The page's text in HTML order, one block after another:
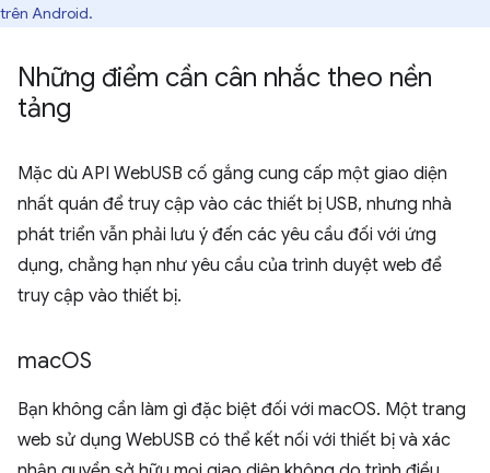
trên Android.
Những điểm cần cân nhắc theo nền
tảng
Mặc dù API WebUSB cố gắng cung cấp một giao diện
nhất quán để truy cập vào các thiết bị USB, nhưng nhà
phát triển vẫn phải lưu ý đến các yêu cầu đối với ứng
dụng, chẳng hạn như yêu cầu của trình duyệt web để
truy cập vào thiết bị.
macOS
Bạn không cần làm gì đặc biệt đối với macOS. Một trang
web sử dụng WebUSB có thể kết nối với thiết bị và xác